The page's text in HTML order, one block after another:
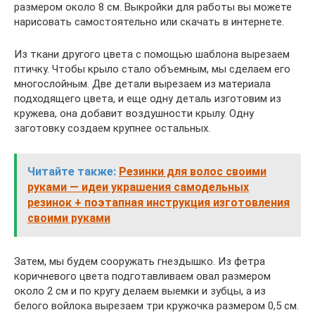
размером около 8 см. Выкройки для работы вы можете
нарисовать самостоятельно или скачать в интернете.
Из ткани другого цвета с помощью шаблона вырезаем
птичку. Чтобы крыло стало объемным, мы сделаем его
многослойным. Две детали вырезаем из материала
подходящего цвета, и еще одну деталь изготовим из
кружева, она добавит воздушности крылу. Одну
заготовку создаем крупнее остальных.
Читайте также: Резинки для волос своими
руками — идеи украшения самодельных
резинок + поэтапная инструкция изготовления
своими руками
Затем, мы будем сооружать гнездышко. Из фетра
коричневого цвета подготавливаем овал размером
около 2 см и по кругу делаем выемки и зубцы, а из
белого войлока вырезаем три кружочка размером 0,5 см.